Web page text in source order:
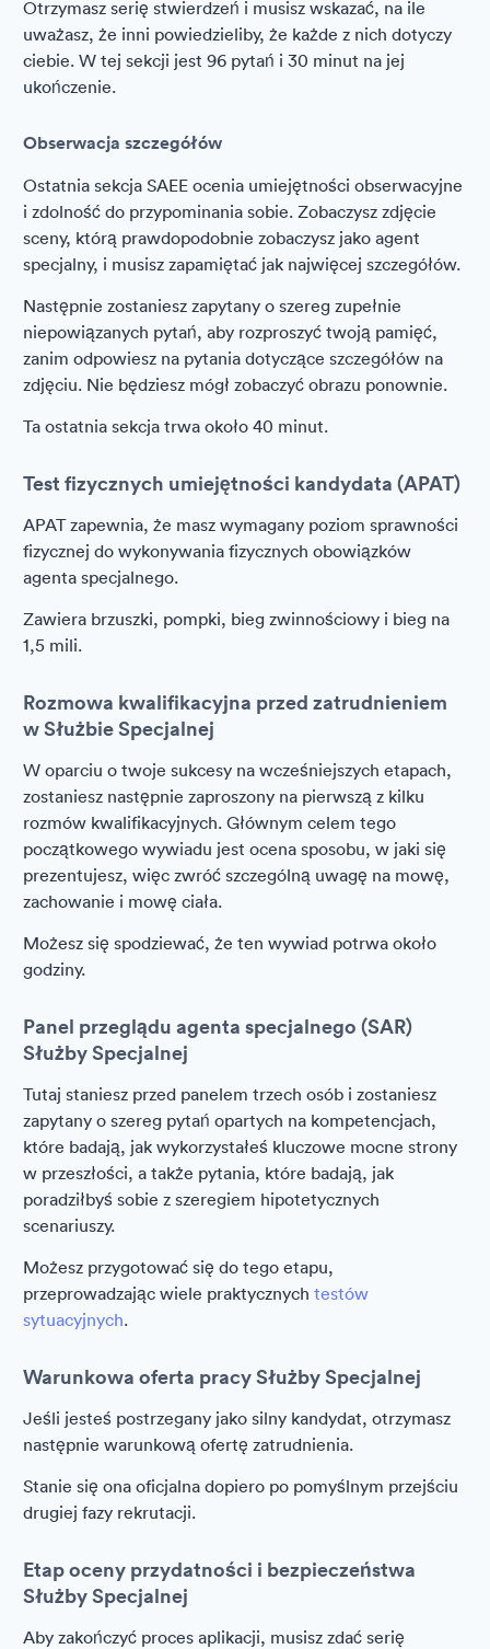
Otrzymasz serię stwierdzeń i musisz wskazać, na ile
uważasz, że inni powiedzieliby, że każde z nich dotyczy
ciebie. W tej sekcji jest 96 pytań i 30 minut na jej
ukończenie.
Obserwacja szczegółów
Ostatnia sekcja SAEE ocenia umiejętności obserwacyjne
i zdolność do przypominania sobie. Zobaczysz zdjęcie
sceny, którą prawdopodobnie zobaczysz jako agent
specjalny, i musisz zapamiętać jak najwięcej szczegółów.
Następnie zostaniesz zapytany o szereg zupełnie
niepowiązanych pytań, aby rozproszyć twoją pamięć,
zanim odpowiesz na pytania dotyczące szczegółów na
zdjęciu. Nie będziesz mógł zobaczyć obrazu ponownie.
Ta ostatnia sekcja trwa około 40 minut.
Test fizycznych umiejętności kandydata (APAT)
APAT zapewnia, że masz wymagany poziom sprawności
fizycznej do wykonywania fizycznych obowiązków
agenta specjalnego.
Zawiera brzuszki, pompki, bieg zwinnościowy i bieg na
1,5 mili.
Rozmowa kwalifikacyjna przed zatrudnieniem
w Służbie Specjalnej
W oparciu o twoje sukcesy na wcześniejszych etapach,
zostaniesz następnie zaproszony na pierwszą z kilku
rozmów kwalifikacyjnych. Głównym celem tego
początkowego wywiadu jest ocena sposobu, w jaki się
prezentujesz, więc zwróć szczególną uwagę na mowę,
zachowanie i mowę ciała.
Możesz się spodziewać, że ten wywiad potrwa około
godziny.
Panel przeglądu agenta specjalnego (SAR)
Służby Specjalnej
Tutaj staniesz przed panelem trzech osób i zostaniesz
zapytany o szereg pytań opartych na kompetencjach,
które badają, jak wykorzystałeś kluczowe mocne strony
w przeszłości, a także pytania, które badają, jak
poradziłbyś sobie z szeregiem hipotetycznych
scenariuszy.
Możesz przygotować się do tego etapu,
przeprowadzając wiele praktycznych testów
sytuacyjnych.
Warunkowa oferta pracy Służby Specjalnej
Jeśli jesteś postrzegany jako silny kandydat, otrzymasz
następnie warunkową ofertę zatrudnienia.
Stanie się ona oficjalna dopiero po pomyślnym przejściu
drugiej fazy rekrutacji.
Etap oceny przydatności i bezpieczeństwa
Służby Specjalnej
Aby zakończyć proces aplikacji, musisz zdać serię